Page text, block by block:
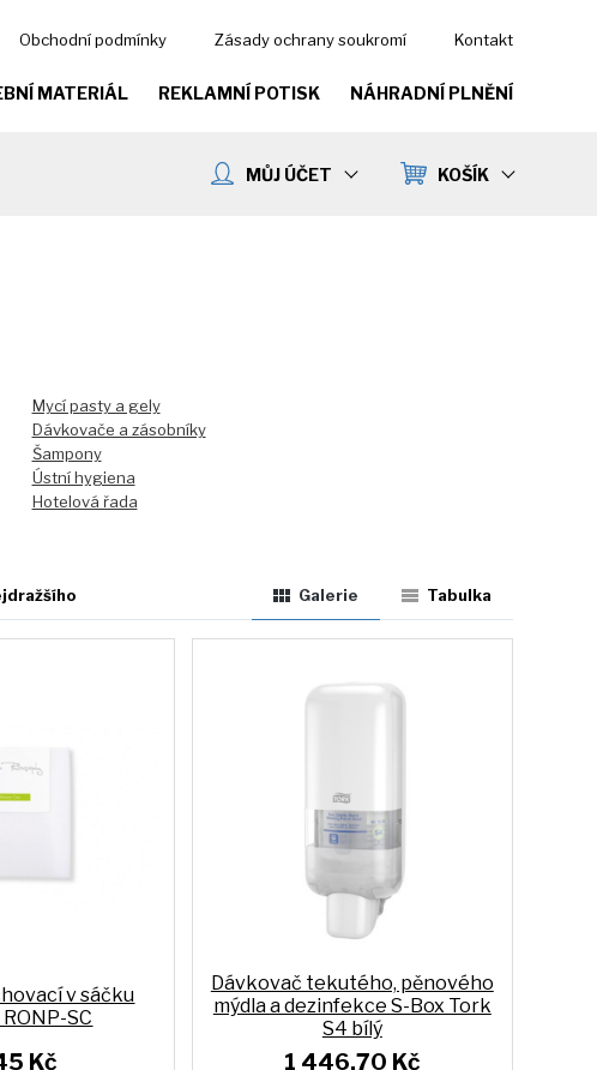
Obchodní podmínky Zásady ochrany soukromí Kontakt
MATERIÁL REKLAMNÍ POTISK NÁHRADNÍ PLNĚNÍ
KOŠÍK
MŮJ ÚČET
Mycí pasty a gely
Dávkovače a zásobníky
Šampony
Ústní hygiena
Hotelová řada
Tabulka
Galerie
v sáčku
SC
Kč
Dávkovač tekutého, pěnového
mýdla a dezinfekce S-Box Tork
S4 bílý
1 446,70 Kč